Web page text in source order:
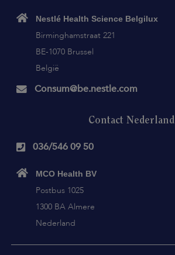
Nestlé Health Science Belgilux
Birminghamstraat 221
BE-1070 Brussel
België
Consum@be.nestle.com
Contact Nederland
036/546 09 50
MCO Health BV
Postbus 1025
1300 BA Almere
Nederland